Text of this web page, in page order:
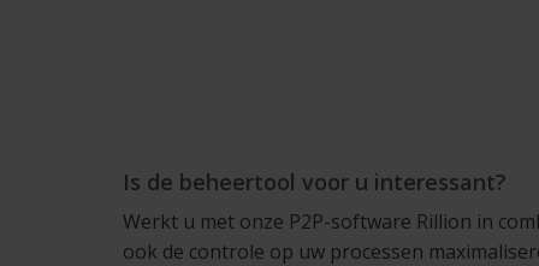
Is de beheertool voor u interessant?
Werkt u met onze P2P-software Rillion in
ook de controle op uw processen